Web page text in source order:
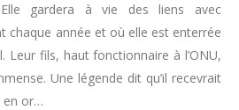
gardera à vie des liens avec
chaque année et où elle est enterrée
Leur fils, haut fonctionnaire à l’ONU,
Une légende dit qu’il recevrait
en or…